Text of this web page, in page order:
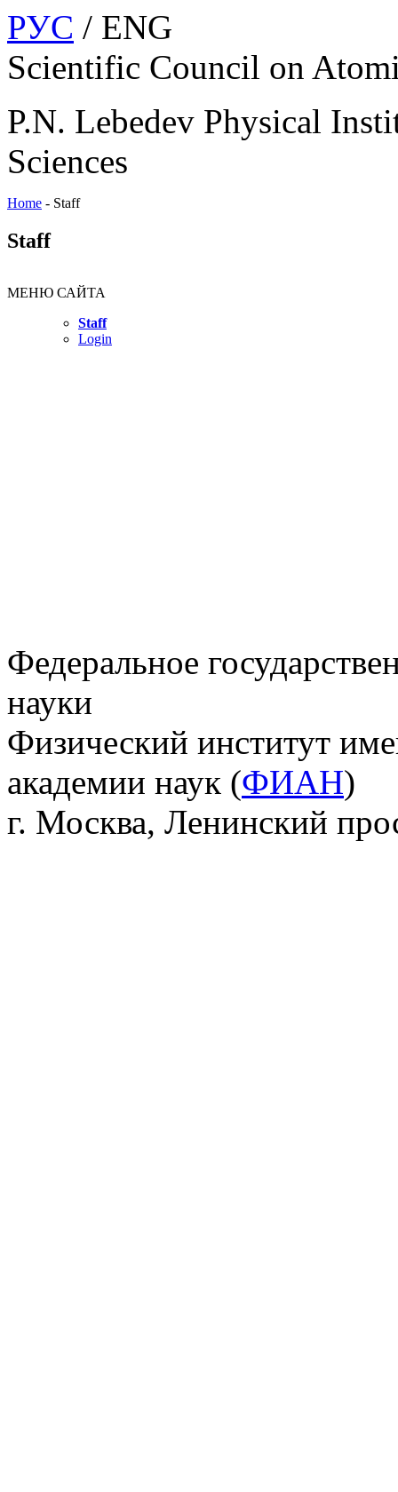
РУС / ENG
Scientific Council on
P.N. Lebedev Physical
Sciences
Home - Staff
Staff
МЕНЮ САЙТА
Staff
Login
Федеральное
науки
Физический институт
академии наук (ФИАН)
г. Москва, Ленинский